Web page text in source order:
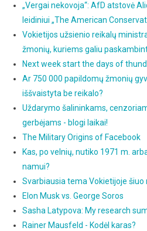
„Vergai nekovoja“: AfD atstovė
leidiniui „The American
Vokietijos užsienio reikalų
žmonių, kuriems galiu
Next week start the days of
Ar 750 000 papildomų žmonių
iššvaistyta be reikalo?
Uždarymo šalininkams,
gerbėjams - blogi laikai!
The Military Origins of Facebook
Kas, po velnių, nutiko 1971 m.
namui?
Svarbiausia tema Vokietijoje šiuo
Elon Musk vs. George Soros
Sasha Latypova: My research
Rainer Mausfeld - Kodėl karas?